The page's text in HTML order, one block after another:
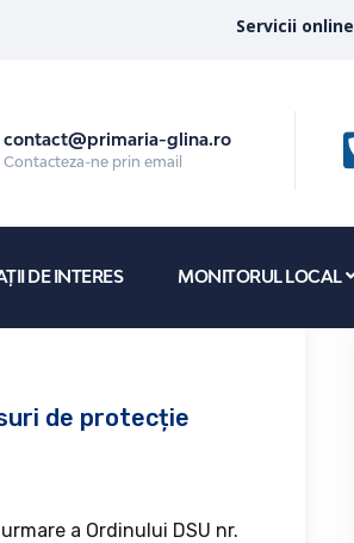
Servicii online
contact@primaria-glina.ro
Contacteza-ne prin email
DE INTERES MONITORUL LOCAL
de protecție
a Ordinului DSU nr.